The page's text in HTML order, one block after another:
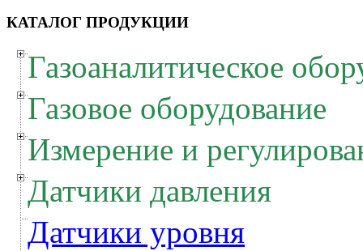
КАТАЛОГ ПРОДУКЦИИ
Газоаналитическое
Газовое оборудование
Измерение и
Датчики давления
Датчики уровня